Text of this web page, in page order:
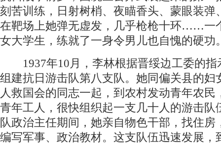
刻苦训练，日射树梢、夜瞄香头、蒙眼装弹
在靶场上她弹无虚发，几乎枪枪十环……一
女大学生，练就了一身令男儿也自愧的硬功
1937年10月，李林根据晋绥边工委的指
组建抗日游击队第八支队。她同偏关县的妇
人救国会的同志一起，到农村发动青年农民
青年工人，很快组织起一支几十人的游击队
队政治主任期间，她亲自物色干部，找住房
编写军事、政治教材。这支队伍迅速发展，